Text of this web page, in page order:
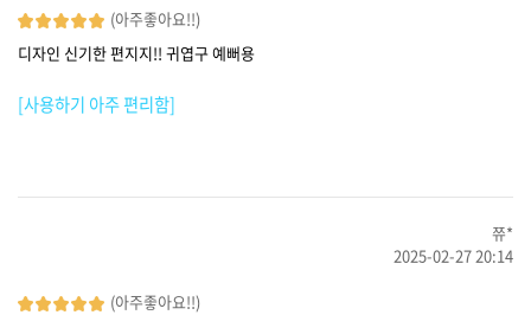
(아주좋아요!!)
디자인 신기한 편지지!! 귀엽구 예뻐용
[사용하기 아주 편리함]
쮸*
2025-02-27 20:14
(아주좋아요!!)